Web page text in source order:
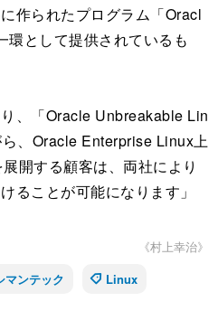
作られたプログラム「Oracl
として提供されているも
、「Oracle Unbreakable Lin
、Oracle Enterprise Linux上
開する顧客は、両社により
ることが可能になります」
《村上幸治》
マンテック Linux